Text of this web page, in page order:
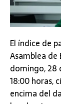
El índice de
Asamblea de
domingo, 28
18:00 horas,
encima del